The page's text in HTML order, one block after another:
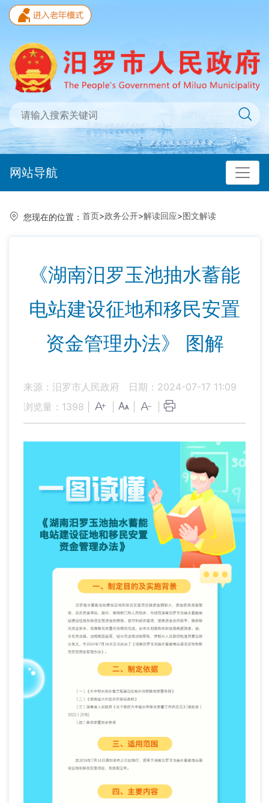
网站导航
您现在的位置： 首页>政务公开>解读回应>图文解读
《湖南汨罗玉池抽水蓄能
电站建设征地和移民安置
资金管理办法》 图解
来源：汨罗市人民政府
日期：2024-07-17 11:09
浏览量： 1398